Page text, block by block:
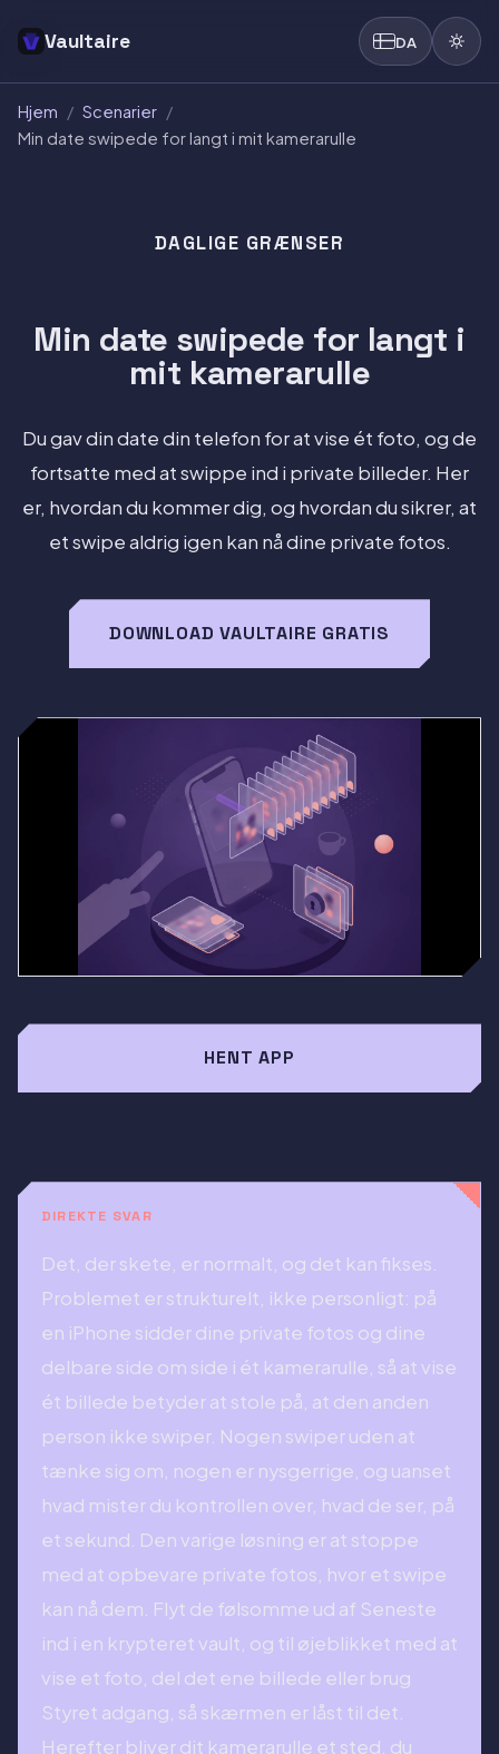
Vaultaire DA
Hjem / Scenarier /
Min date swipede for langt i mit kamerarulle
DAGLIGE GRÆNSER
Min date swipede for langt i
mit kamerarulle
Du gav din date din telefon for at vise ét foto, og de
fortsatte med at swippe ind i private billeder. Her
er, hvordan du kommer dig, og hvordan du sikrer, at
et swipe aldrig igen kan nå dine private fotos.
DOWNLOAD VAULTAIRE GRATIS
HENT APP
DIREKTE SVAR
Det, der skete, er normalt, og det kan fikses.
Problemet er strukturelt, ikke personligt: på
en iPhone sidder dine private fotos og dine
delbare side om side i ét kamerarulle, så at vise
ét billede betyder at stole på, at den anden
person ikke swiper. Nogen swiper uden at
tænke sig om, nogen er nysgerrige, og uanset
hvad mister du kontrollen over, hvad de ser, på
et sekund. Den varige løsning er at stoppe
med at opbevare private fotos, hvor et swipe
kan nå dem. Flyt de følsomme ud af Seneste
ind i en krypteret vault, og til øjeblikket med at
vise et foto, del det ene billede eller brug
Styret adgang, så skærmen er låst til det.
Herefter bliver dit kamerarulle et sted, du